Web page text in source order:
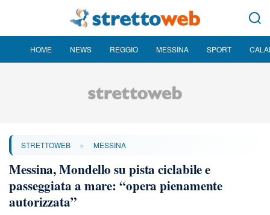
HOME NEWS REGGIO MESSINA SPORT
STRETTOWEB » MESSINA
Messina, Mondello su pista ciclabile e
passeggiata a mare: “opera pienamente
autorizzata”